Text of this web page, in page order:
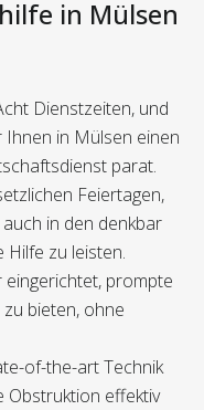
in Mülsen
Dienstzeiten, und
in Mülsen einen
parat.
Feiertagen,
in den denkbar
zu leisten.
prompte
bieten, ohne
of-the-art Technik
Obstruktion effektiv